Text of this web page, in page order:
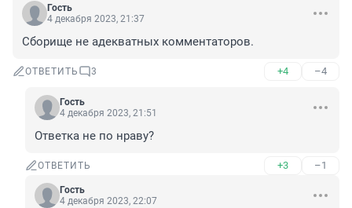
Гость
4 декабря 2023, 21:37
Сборище не адекватных комментаторов.
ОТВЕТИТЬ 3 +4 –4
Гость
4 декабря 2023, 21:51
Ответка не по нраву?
ОТВЕТИТЬ +3 –1
Гость
4 декабря 2023, 22:07